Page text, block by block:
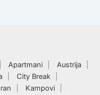
Apartmani
Austrija
City Break
Kampovi